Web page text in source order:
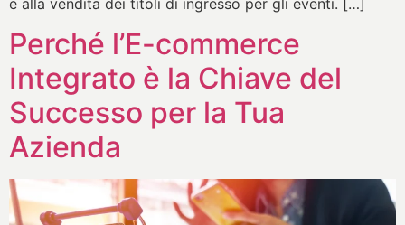
Perché l’E-commerce
Integrato è la Chiave del
Successo per la Tua
Azienda